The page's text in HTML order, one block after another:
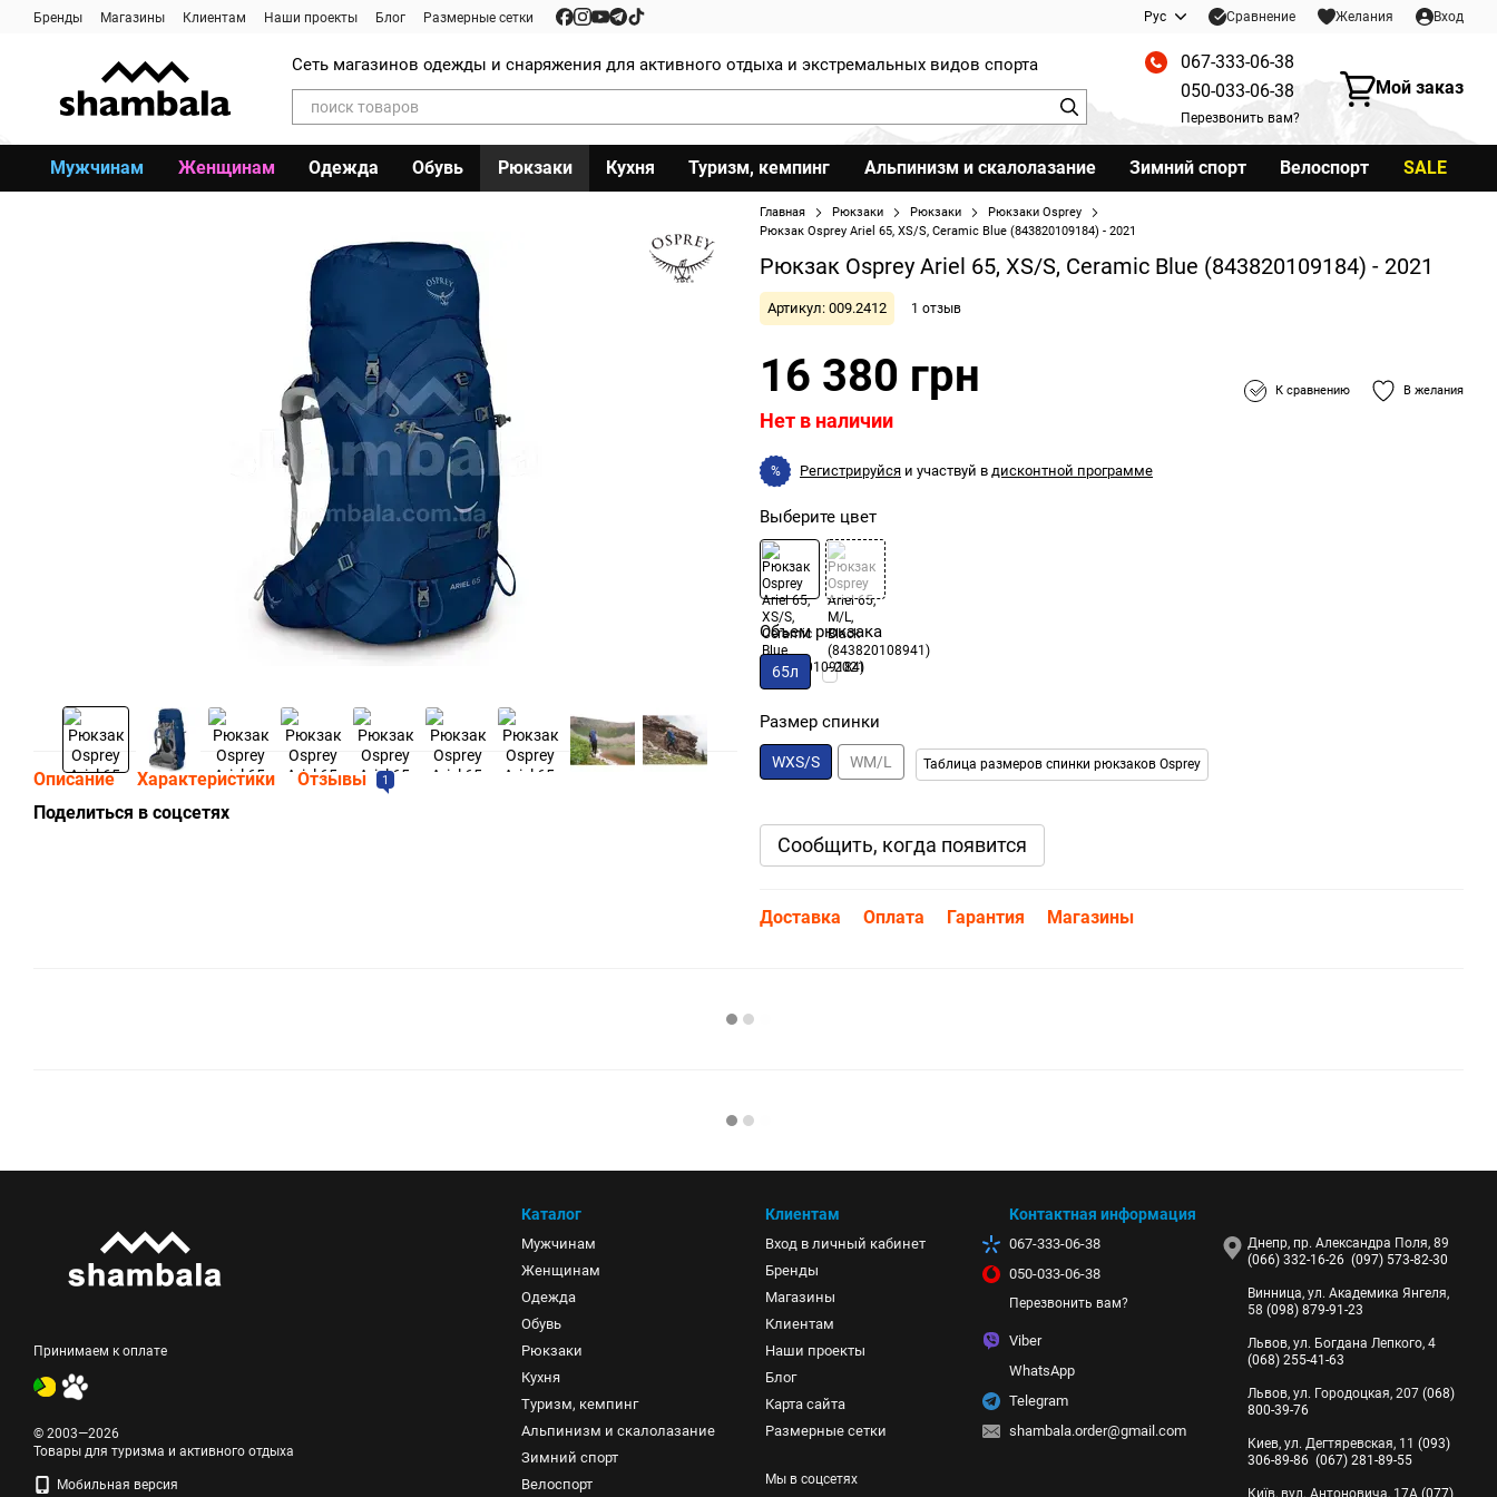
Перейти к основному контенту
Бренды Магазины Клиентам Наши проекты Блог Размерные сетки Рус Сравнение Желания Вход
Сеть магазинов одежды и снаряжения для активного отдыха и экстремальных видов спорта
067-333-06-38
050-033-06-38
Перезвонить вам?
Мой заказ
Мужчинам Женщинам Одежда Обувь Рюкзаки Кухня Туризм, кемпинг Альпинизм и скалолазание Зимний спорт Велоспорт SALE
Описание Характеристики Отзывы 1
Поделиться в соцсетях
Главная Рюкзаки Рюкзаки
Рюкзаки Osprey
Рюкзак Osprey Ariel 65, XS/S, Ceramic Blue (843820109184) - 2021
Рюкзак Osprey Ariel 65, XS/S, Ceramic Blue (843820109184) - 2021
Артикул: 009.2412 1 отзыв
16 380 грн
Нет в наличии
К сравнению В желания
% Регистрируйся и участвуй в дисконтной программе
Выберите цвет
Объем рюкзака
65л
Размер спинки
WXS/S WM/L Таблица размеров спинки рюкзаков Osprey
Сообщить, когда появится
Доставка Оплата Гарантия Магазины
Принимаем к оплате
© 2003—2026
Товары для туризма и активного отдыха
Мобильная версия
Каталог
Мужчинам
Женщинам
Одежда
Обувь
Рюкзаки
Кухня
Туризм, кемпинг
Альпинизм и скалолазание
Зимний спорт
Велоспорт
Клиентам
Вход в личный кабинет
Бренды
Магазины
Клиентам
Наши проекты
Блог
Карта сайта
Размерные сетки
Мы в соцсетях
Контактная информация
067-333-06-38
050-033-06-38
Перезвонить вам?
Viber
WhatsApp
Telegram
shambala.order@gmail.com
Днепр, пр. Александра Поля, 89
(066) 332-16-26 (097) 573-82-30
Винница, ул. Академика Янгеля,
58 (098) 879-91-23
Львов, ул. Богдана Лепкого, 4
(068) 255-41-63
Львов, ул. Городоцкая, 207 (068)
800-39-76
Киев, ул. Дегтяревская, 11 (093)
306-89-86 (067) 281-89-55
Київ, вул. Антоновича, 17А (077)